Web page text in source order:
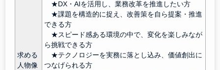
求める
人物像
★DX・AIを活用し、業務改革を推進したい方
★課題を構造的に捉え、改善策を自ら提案・推進
できる方
★スピード感ある環境の中で、変化を楽しみなが
ら挑戦できる方
★テクノロジーを実務に落とし込み、価値創出に
つなげられる方